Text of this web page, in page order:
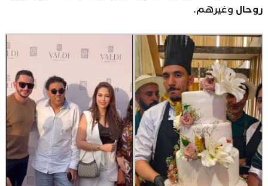
روحال وغيرهم.